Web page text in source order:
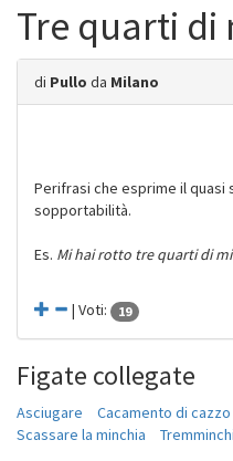
Tre quarti di
di Pullo da Milano
Perifrasi che esprime il quasi
sopportabilità.
Es. Mi hai rotto tre quarti di
| Voti: 19
Figate collegate
Asciugare Cacamento di cazzo
Scassare la minchia